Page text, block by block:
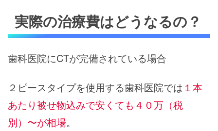
実際の治療費はどうなるの？
歯科医院にCTが完備されている場合
２ピースタイプを使用する歯科医院では １本
あたり被せ物込みで安くても４０万（税
別）〜が相場。